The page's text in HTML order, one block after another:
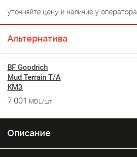
уточняйте цену и наличие у оператора
Альтернатива
BF Goodrich
Mud Terrain T/A
KM3
7 001 MDL/шт
Описание